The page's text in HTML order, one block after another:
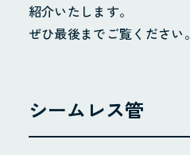
紹介いたします。
ぜひ最後までご覧ください。
シームレス管